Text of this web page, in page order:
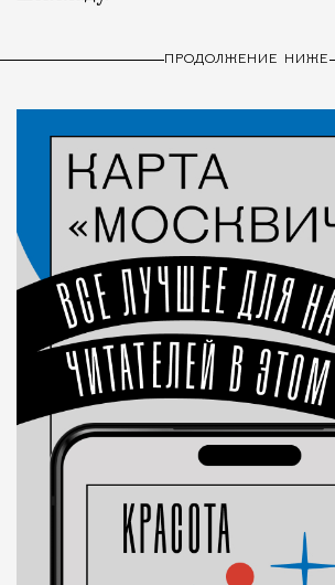
ПРОДОЛЖЕНИЕ НИЖЕ